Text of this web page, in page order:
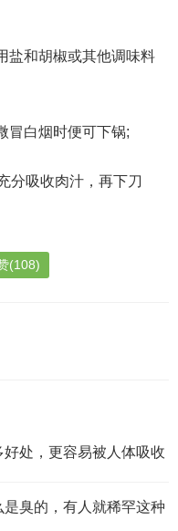
盐和胡椒或其他调味料
冒白烟时便可下锅;
分吸收肉汁，再下刀
(108)
处，更容易被人体吸收
臭的，有人就稀罕这种